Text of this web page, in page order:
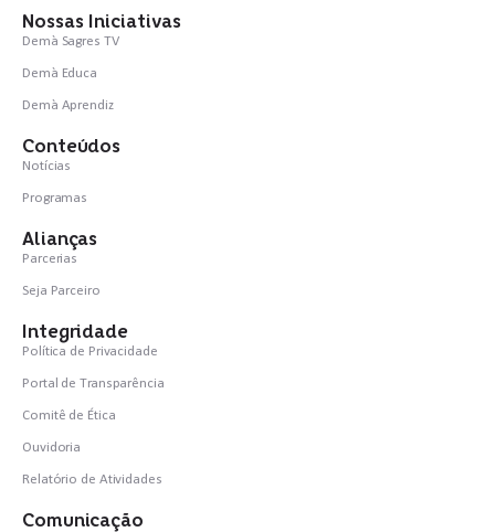
Nossas Iniciativas
Demà Sagres TV
Demà Educa
Demà Aprendiz
Conteúdos
Notícias
Programas
Alianças
Parcerias
Seja Parceiro
Integridade
Política de Privacidade
Portal de Transparência
Comitê de Ética
Ouvidoria
Relatório de Atividades
Comunicação